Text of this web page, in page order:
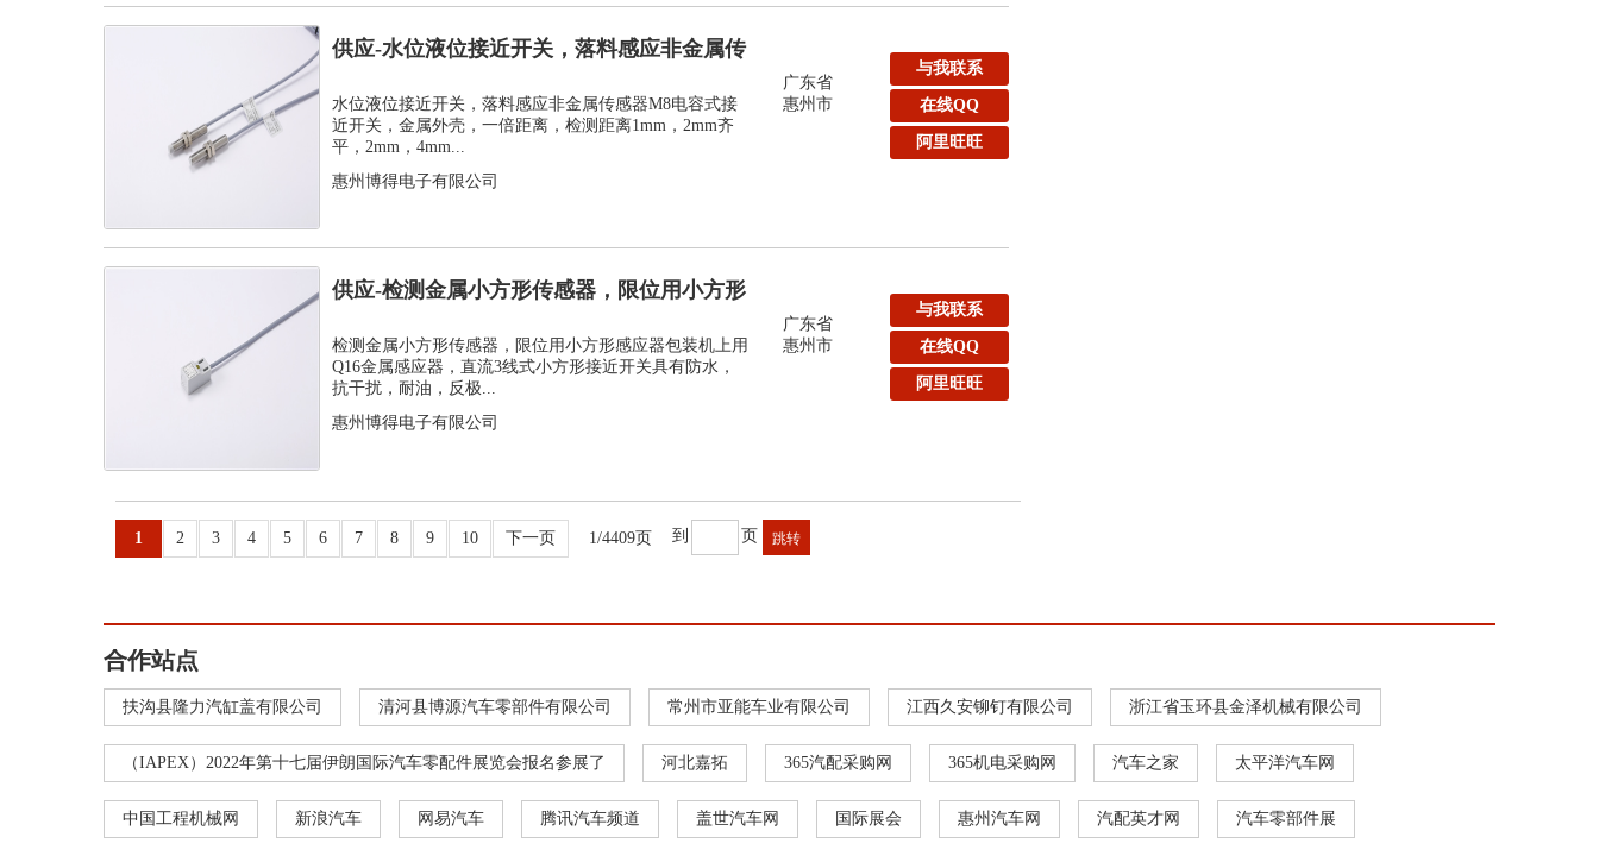
供应-水位液位接近开关，落料感应非金属传
感器
水位液位接近开关，落料感应非金属传感器M8电容式接
近开关，金属外壳，一倍距离，检测距离1mm，2mm齐
平，2mm，4mm...
惠州博得电子有限公司
广东省
惠州市
与我联系
在线QQ
阿里旺旺
供应-检测金属小方形传感器，限位用小方形
感应器
检测金属小方形传感器，限位用小方形感应器包装机上用
Q16金属感应器，直流3线式小方形接近开关具有防水，
抗干扰，耐油，反极...
惠州博得电子有限公司
广东省
惠州市
与我联系
在线QQ
阿里旺旺
1 2 3 4 5 6 7 8 9 10 下一页 1/4409页 到 页
合作站点
扶沟县隆力汽缸盖有限公司 清河县博源汽车零部件有限公司 常州市亚能车业有限公司 江西久安铆钉有限公司 浙江省玉环县金泽机械有限公司
（IAPEX）2022年第十七届伊朗国际汽车零配件展览会报名参展了 河北嘉拓 365汽配采购网 365机电采购网 汽车之家 太平洋汽车网
中国工程机械网 新浪汽车 网易汽车 腾讯汽车频道 盖世汽车网 国际展会 惠州汽车网 汽配英才网 汽车零部件展